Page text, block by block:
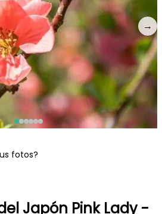
→
fotos?
Japón Pink Lady -